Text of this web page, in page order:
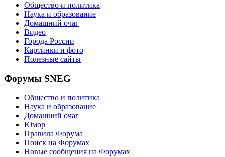
Общество и политика
Наука и образование
Домашний очаг
Видео
Города России
Картинки и фото
Полезные сайты
Форумы SNEG
Общество и политика
Наука и образование
Домашний очаг
Юмор
Правила Форума
Поиск на Форумах
Новые сообщения на Форумах